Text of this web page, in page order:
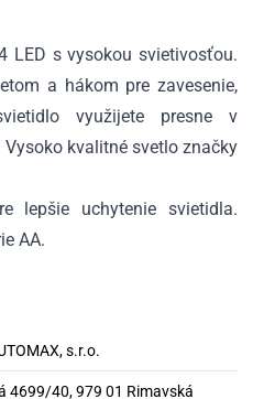
LED s vysokou svietivosťou.
a hákom pre zavesenie,
využijete presne v
kvalitné svetlo značky
lepšie uchytenie svietidla.
AA.
s.r.o.
4699/40, 979 01 Rimavská